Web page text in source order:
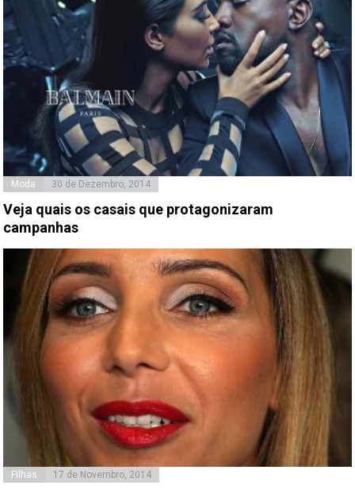
Moda 30 de Dezembro, 2014
Veja quais os casais que protagonizaram
campanhas
Filhas 17 de Novembro, 2014